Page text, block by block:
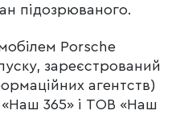
підозрюваного.
Porsche
зареєстрований
агентств)
365» і ТОВ «Наш